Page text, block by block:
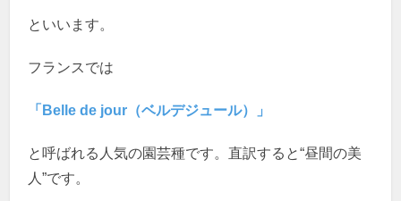
といいます。
フランスでは
「Belle de jour（ベルデジュール）」
と呼ばれる人気の園芸種です。直訳すると“昼間の美
人”です。